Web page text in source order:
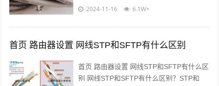
什么意思？在网线上我们可以看到印有网线
2024-11-16 6.1W+
首页 路由器设置 网线STP和SFTP有什么区别
首页 路由器设置 网线STP和SFTP有什么区
别 网线STP和SFTP有什么区别？STP和